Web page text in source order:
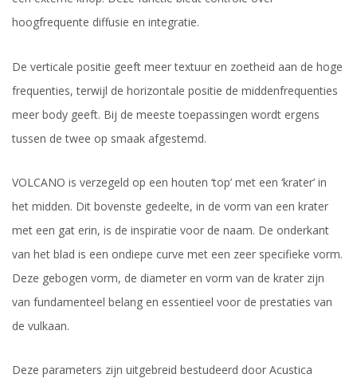
hoogfrequente diffusie en integratie.
De verticale positie geeft meer textuur en zoetheid aan de hoge
frequenties, terwijl de horizontale positie de middenfrequenties
meer body geeft. Bij de meeste toepassingen wordt ergens
tussen de twee op smaak afgestemd.
VOLCANO is verzegeld op een houten ‘top’ met een ‘krater’ in
het midden. Dit bovenste gedeelte, in de vorm van een krater
met een gat erin, is de inspiratie voor de naam. De onderkant
van het blad is een ondiepe curve met een zeer specifieke vorm.
Deze gebogen vorm, de diameter en vorm van de krater zijn
van fundamenteel belang en essentieel voor de prestaties van
de vulkaan.
Deze parameters zijn uitgebreid bestudeerd door Acustica